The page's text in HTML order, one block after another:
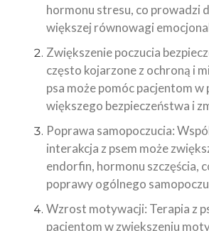
hormonu stresu, co prowadzi
większej równowagi
Zwiększenie poczucia
często kojarzone z ochroną i
psa może pomóc pacjentom w
większego bezpieczeństwa i
Poprawa samopoczucia:
interakcja z psem może
endorfin, hormonu szczęścia,
poprawy ogólnego
Wzrost motywacji: Terapia z
pacjentom w zwiększeniu